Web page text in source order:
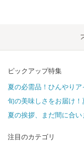
ピックアップ特集
夏の必需品！ひんやりア
旬の美味しさをお届け
夏の挨拶、まだ間に合い
注目のカテゴリ